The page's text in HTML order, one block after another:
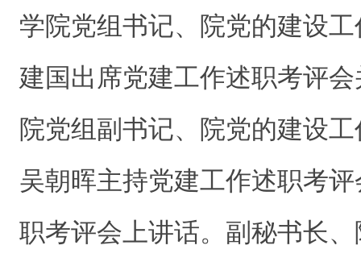
学院党组书记、院党的建设
建国出席党建工作述职考评
院党组副书记、院党的建设
吴朝晖主持党建工作述职考
职考评会上讲话。副秘书长